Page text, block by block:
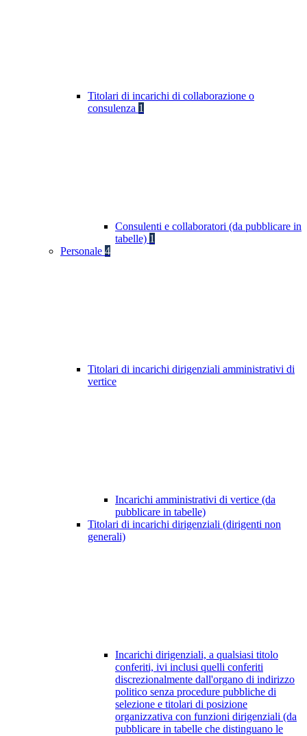
Titolari di incarichi di collaborazione o
consulenza 1
Consulenti e collaboratori (da pubblicare in
tabelle) 1
Personale 4
Titolari di incarichi dirigenziali amministrativi di
vertice
Incarichi amministrativi di vertice (da
pubblicare in tabelle)
Titolari di incarichi dirigenziali (dirigenti non
generali)
Incarichi dirigenziali, a qualsiasi titolo
conferiti, ivi inclusi quelli conferiti
discrezionalmente dall'organo di indirizzo
politico senza procedure pubbliche di
selezione e titolari di posizione
organizzativa con funzioni dirigenziali (da
pubblicare in tabelle che distinguano le